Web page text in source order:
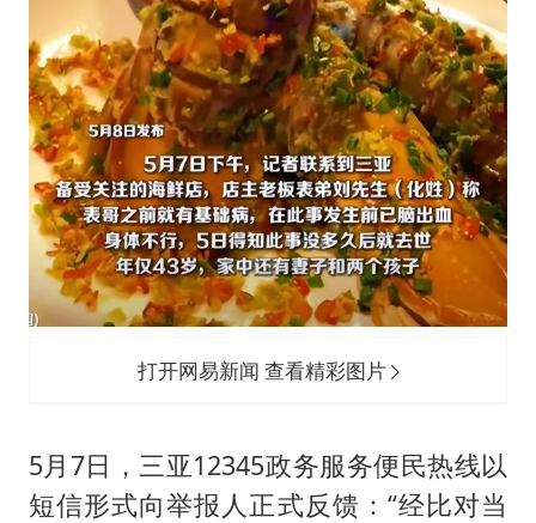
打开网易新闻 查看精彩图片
5月7日，三亚12345政务服务便民热线以
短信形式向举报人正式反馈：“经比对当